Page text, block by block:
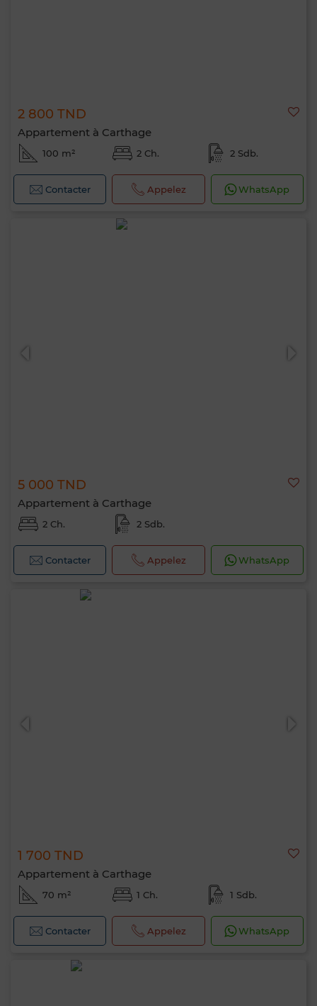
2 800 TND
Appartement à Carthage
100 m² 2 Ch. 2 Sdb.
Contacter Appelez WhatsApp
5 000 TND
Appartement à Carthage
2 Ch. 2 Sdb.
Contacter Appelez WhatsApp
1 700 TND
Appartement à Carthage
70 m² 1 Ch. 1 Sdb.
Contacter Appelez WhatsApp